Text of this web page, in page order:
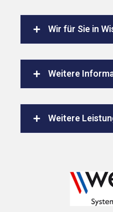
Wir für Sie in
Weitere
Weitere